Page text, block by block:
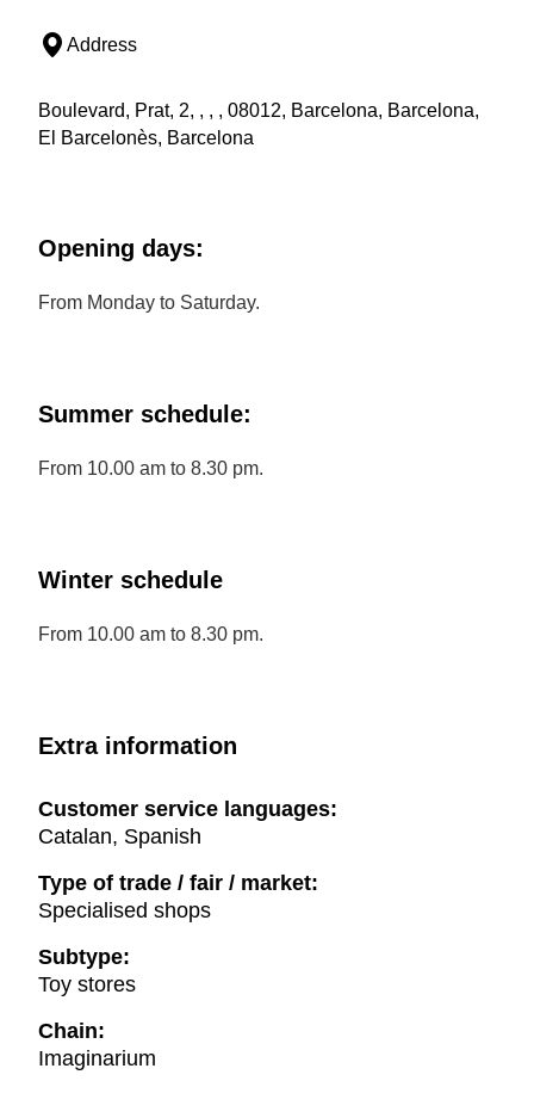
Address
Boulevard, Prat, 2, , , , 08012, Barcelona, Barcelona,
El Barcelonès, Barcelona
Opening days:
From Monday to Saturday.
Summer schedule:
From 10.00 am to 8.30 pm.
Winter schedule
From 10.00 am to 8.30 pm.
Extra information
Customer service languages:
Catalan, Spanish
Type of trade / fair / market:
Specialised shops
Subtype:
Toy stores
Chain:
Imaginarium